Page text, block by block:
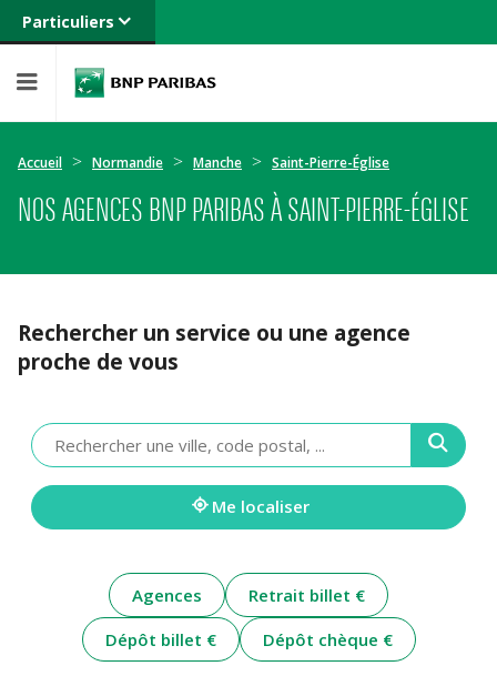
Particuliers
Banque privée
Entreprises
Accueil Normandie Manche Saint-Pierre-Église
NOS AGENCES BNP PARIBAS À SAINT-PIERRE-ÉGLISE
Rechercher un service ou une agence
proche de vous
Veuillez
renseigner
une
adresse
Me localiser
Agences
Retrait billet €
Dépôt billet €
Dépôt chèque €